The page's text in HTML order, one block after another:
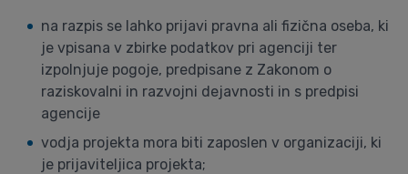
na razpis se lahko prijavi pravna ali fizična oseba, ki
je vpisana v zbirke podatkov pri agenciji ter
izpolnjuje pogoje, predpisane z Zakonom o
raziskovalni in razvojni dejavnosti in s predpisi
agencije
vodja projekta mora biti zaposlen v organizaciji, ki
je prijaviteljica projekta;